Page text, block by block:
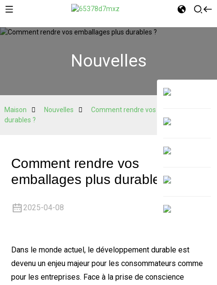
Nouvelles
Maison Nouvelles
Comment rendre vos emballages plus
durables ?
Comment rendre vos
emballages plus durables ?
2025-04-08
Dans le monde actuel, le développement durable est
devenu un enjeu majeur pour les consommateurs comme
pour les entreprises. Face à la prise de conscience